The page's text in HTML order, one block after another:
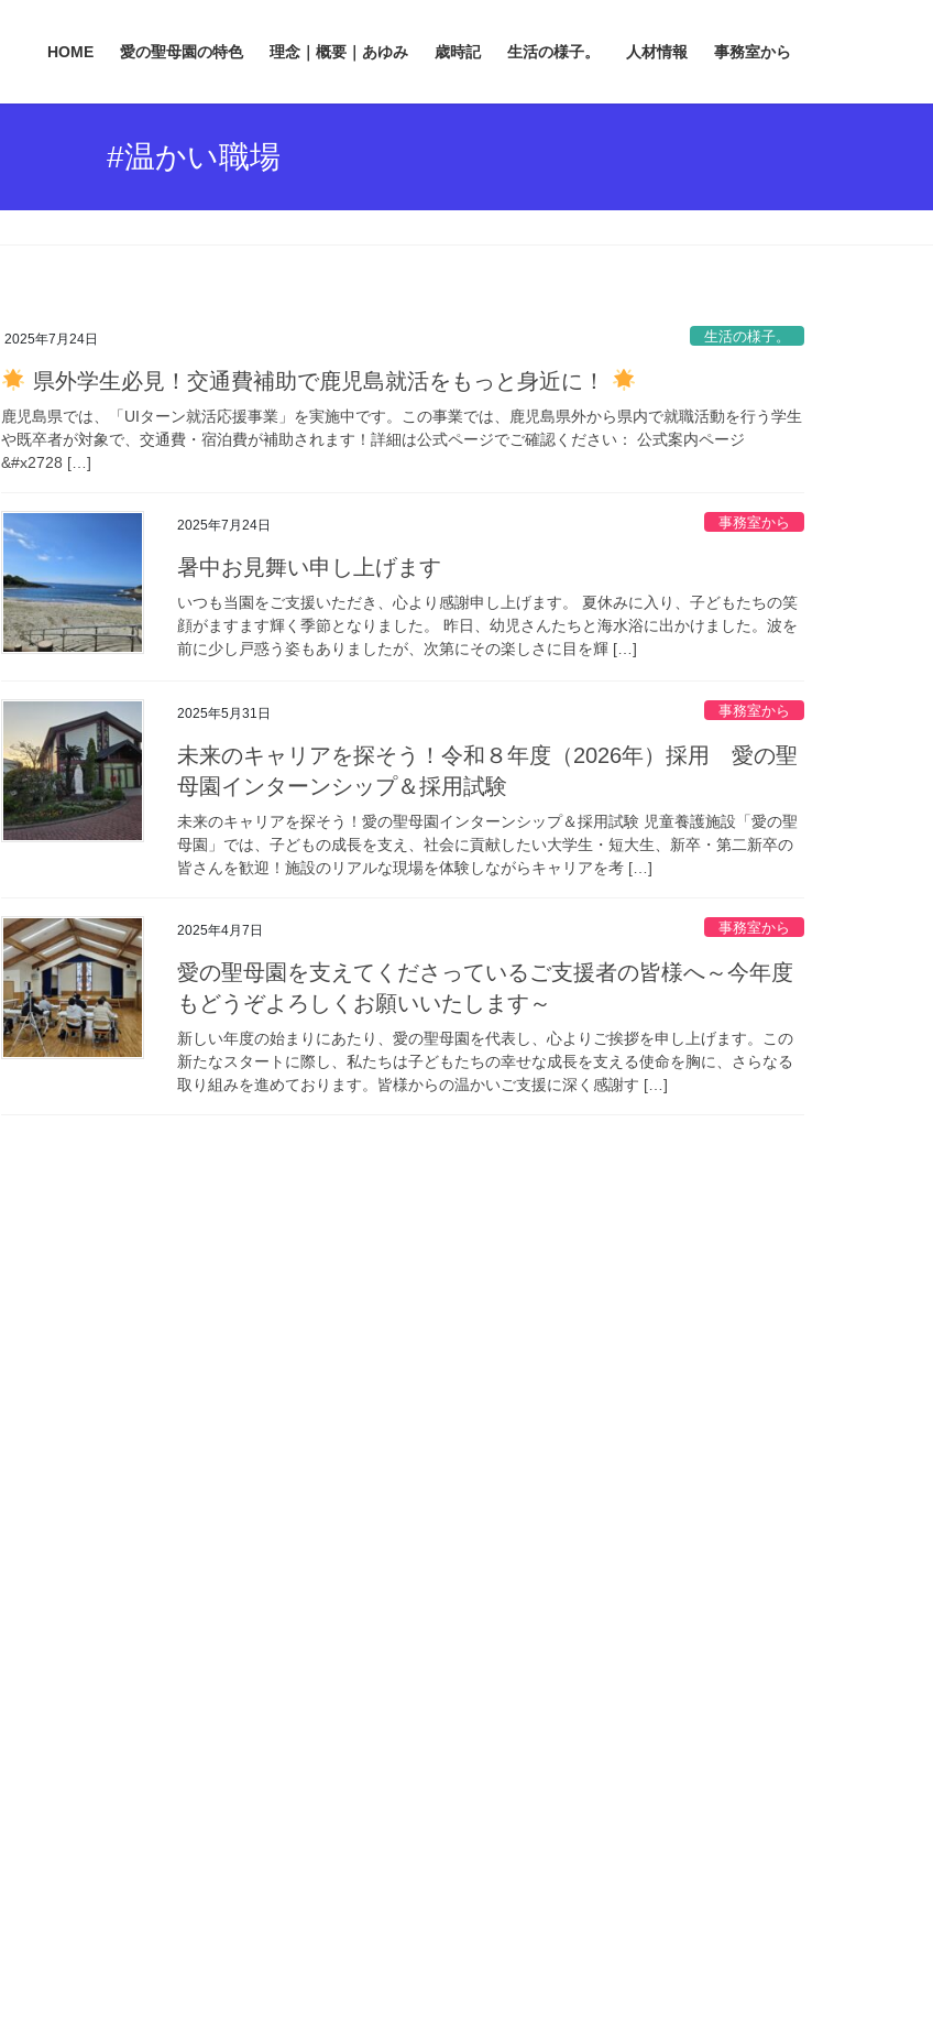
HOME 愛の聖母園の特色 理念｜概要｜あゆみ 歳時記 生活の様子。 人材情報 事務室から
#温かい職場
2025年7月24日 生活の様子。
県外学生必見！交通費補助で鹿児島就活をもっと身近に！
鹿児島県では、「UIターン就活応援事業」を実施中です。この事業では、鹿児島県外から県内で就職活動を行う学生
や既卒者が対象で、交通費・宿泊費が補助されます！詳細は公式ページでご確認ください： 公式案内ページ
&#x2728 […]
2025年7月24日 事務室から
暑中お見舞い申し上げます
いつも当園をご支援いただき、心より感謝申し上げます。 夏休みに入り、子どもたちの笑
顔がますます輝く季節となりました。 昨日、幼児さんたちと海水浴に出かけました。波を
前に少し戸惑う姿もありましたが、次第にその楽しさに目を輝 […]
2025年5月31日 事務室から
未来のキャリアを探そう！令和８年度（2026年）採用 愛の聖
母園インターンシップ＆採用試験
未来のキャリアを探そう！愛の聖母園インターンシップ＆採用試験 児童養護施設「愛の聖
母園」では、子どもの成長を支え、社会に貢献したい大学生・短大生、新卒・第二新卒の
皆さんを歓迎！施設のリアルな現場を体験しながらキャリアを考 […]
2025年4月7日 事務室から
愛の聖母園を支えてくださっているご支援者の皆様へ～今年度
もどうぞよろしくお願いいたします～
新しい年度の始まりにあたり、愛の聖母園を代表し、心よりご挨拶を申し上げます。この
新たなスタートに際し、私たちは子どもたちの幸せな成長を支える使命を胸に、さらなる
取り組みを進めております。皆様からの温かいご支援に深く感謝す […]